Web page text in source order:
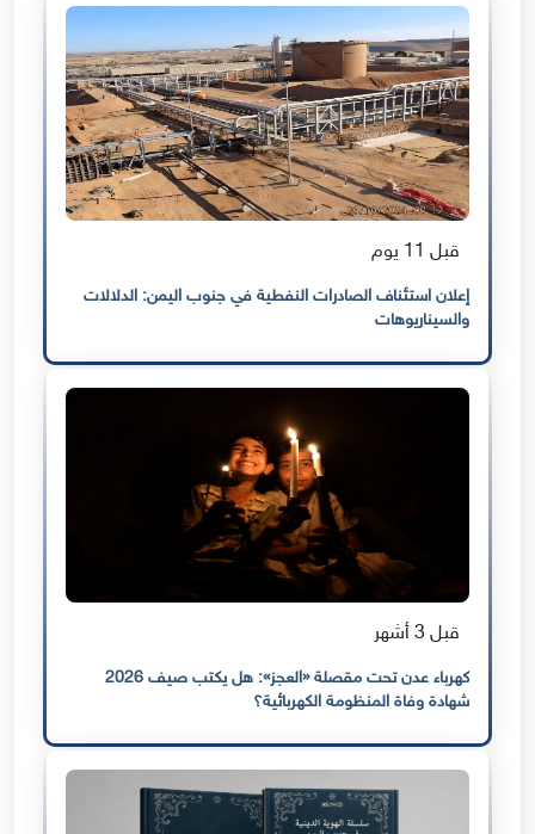
قبل 11 يوم
إعلان استئناف الصادرات النفطية في جنوب اليمن: الدلالات
والسيناريوهات
قبل 3 أشهر
كهرباء عدن تحت مقصلة «العجز»: هل يكتب صيف 2026
شهادة وفاة المنظومة الكهربائية؟